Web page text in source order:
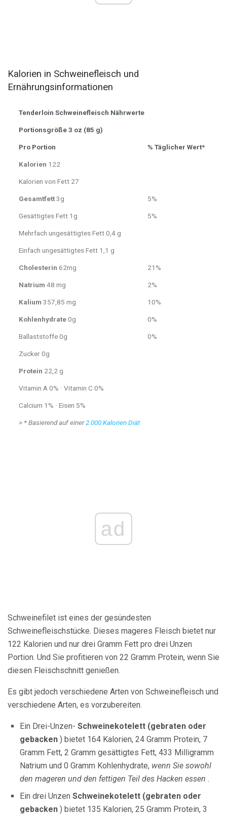
Kalorien in Schweinefleisch und
Ernährungsinformationen
Tenderloin Schweinefleisch Nährwerte
Portionsgröße 3 oz (85 g)
Pro Portion % Täglicher Wert*
Kalorien 122
Kalorien von Fett 27
Gesamtfett3g 5%
Gesättigtes Fett 1g 5%
Mehrfach ungesättigtes Fett 0,4 g
Einfach ungesättigtes Fett 1,1 g
Cholesterin 62mg 21%
Natrium 48 mg 2%
Kalium 357,85 mg 10%
Kohlenhydrate0g 0%
Ballaststoffe 0g 0%
Zucker 0g
Protein 22,2 g
Vitamin A 0% · Vitamin C 0%
Calcium 1% · Eisen 5%
> * Basierend auf einer2.000 Kalorien Diät
ad
Schweinefilet ist eines der gesündesten
Schweinefleischstücke. Dieses mageres Fleisch bietet nur
122 Kalorien und nur drei Gramm Fett pro drei Unzen
Portion. Und Sie profitieren von 22 Gramm Protein, wenn Sie
diesen Fleischschnitt genießen.
Es gibt jedoch verschiedene Arten von Schweinefleisch und
verschiedene Arten, es vorzubereiten.
Ein Drei-Unzen- Schweinekotelett (gebraten oder
gebacken ) bietet 164 Kalorien, 24 Gramm Protein, 7
Gramm Fett, 2 Gramm gesättigtes Fett, 433 Milligramm
Natrium und 0 Gramm Kohlenhydrate, wenn Sie sowohl
den mageren und den fettigen Teil des Hacken essen .
Ein drei Unzen Schweinekotelett (gebraten oder
gebacken ) bietet 135 Kalorien, 25 Gramm Protein, 3